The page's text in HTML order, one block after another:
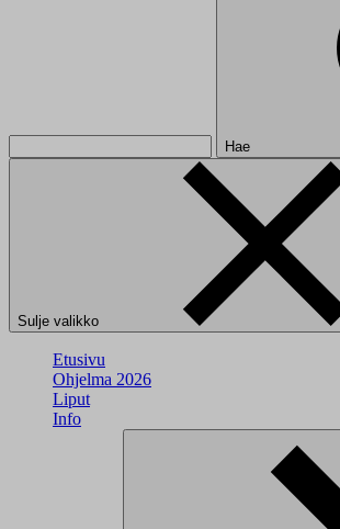
Hae
Sulje valikko
Etusivu
Ohjelma 2026
Liput
Info